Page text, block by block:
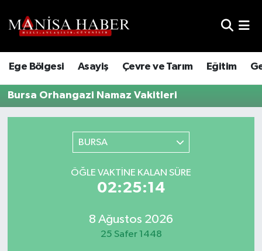
Ege Bölgesi Asayiş Çevre ve Tarım Eğitim
Bursa Orhangazi Namaz Vakitleri
BURSA
ÖĞLE VAKTINE KALAN SÜRE
02:25:14
8 Ağustos 2026
25 Safer 1448
Trafik Durumu
Tüm Manşetler